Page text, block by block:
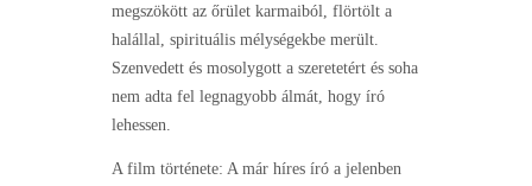
megszökött az őrület karmaiból, flörtölt a
halállal, spirituális mélységekbe merült.
Szenvedett és mosolygott a szeretetért és soha
nem adta fel legnagyobb álmát, hogy író
lehessen.
A film története: A már híres író a jelenben